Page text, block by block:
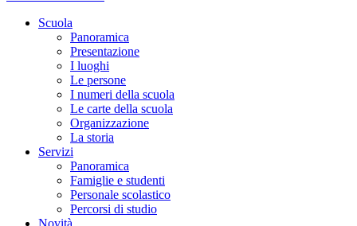
Scuola
Panoramica
Presentazione
I luoghi
Le persone
I numeri della scuola
Le carte della scuola
Organizzazione
La storia
Servizi
Panoramica
Famiglie e studenti
Personale scolastico
Percorsi di studio
Novità